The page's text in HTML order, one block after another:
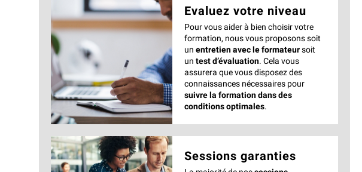
Evaluez votre niveau
Pour vous aider à bien choisir votre
formation, nous vous proposons soit
un entretien avec le formateursoit
un test d’évaluation. Cela vous
assurera que vous disposez des
connaissances nécessaires pour
suivre la formation dans des
conditions optimales.
Sessions garanties